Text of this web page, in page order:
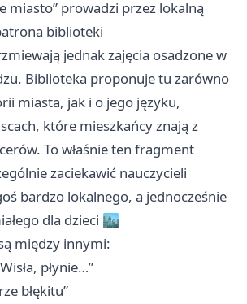
miasto” prowadzi przez lokalną
biblioteki
jednak zajęcia osadzone w
Biblioteka proponuje tu zarówno
miasta, jak i o jego języku,
które mieszkańcy znają z
To właśnie ten fragment
zaciekawić nauczycieli
bardzo lokalnego, a jednocześnie
dla dzieci 🏙️
między innymi:
płynie…”
błękitu”